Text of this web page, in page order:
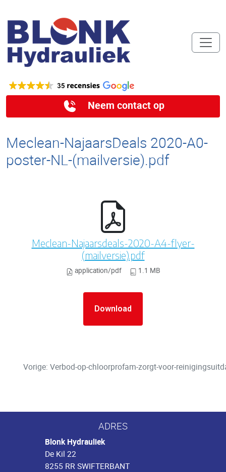
Neem contact op
Meclean-NajaarsDeals 2020-A0-
poster-NL-(mailversie).pdf
Meclean-Najaarsdeals-2020-A4-flyer-
(mailversie).pdf
application/pdf 1.1 MB
Download
Vorige: Verbod-op-chloorprofam-zorgt-voor-
ADRES
Blonk Hydrauliek
De Kil 22
8255 RR SWIFTERBANT